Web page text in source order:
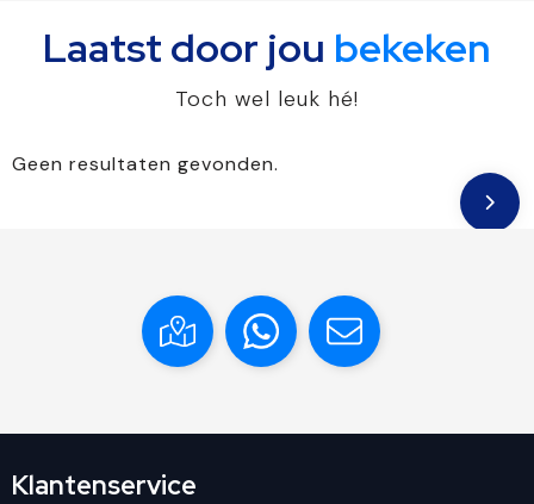
Laatst door jou bekeken
Toch wel leuk hé!
Geen resultaten gevonden.
Klantenservice